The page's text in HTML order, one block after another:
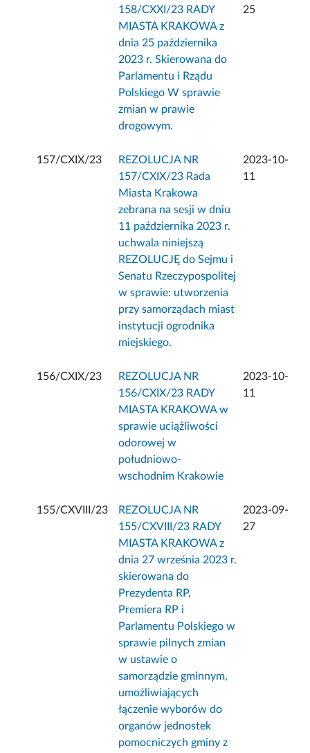
158/CXXI/23 RADY
MIASTA KRAKOWA z
dnia 25 października
2023 r. Skierowana do
Parlamentu i Rządu
Polskiego W sprawie
zmian w prawie
drogowym.
25
157/CXIX/23
REZOLUCJA NR
157/CXIX/23 Rada
Miasta Krakowa
zebrana na sesji w dniu
11 października 2023 r.
uchwala niniejszą
REZOLUCJĘ do Sejmu i
Senatu Rzeczypospolitej
w sprawie: utworzenia
przy samorządach miast
instytucji ogrodnika
miejskiego.
2023-10-
11
156/CXIX/23
REZOLUCJA NR
156/CXIX/23 RADY
MIASTA KRAKOWA w
sprawie uciążliwości
odorowej w
południowo-
wschodnim Krakowie
2023-10-
11
155/CXVIII/23
REZOLUCJA NR
155/CXVIII/23 RADY
MIASTA KRAKOWA z
dnia 27 września 2023 r.
skierowana do
Prezydenta RP,
Premiera RP i
Parlamentu Polskiego w
sprawie pilnych zmian
w ustawie o
samorządzie gminnym,
umożliwiających
łączenie wyborów do
organów jednostek
pomocniczych gminy z
2023-09-
27